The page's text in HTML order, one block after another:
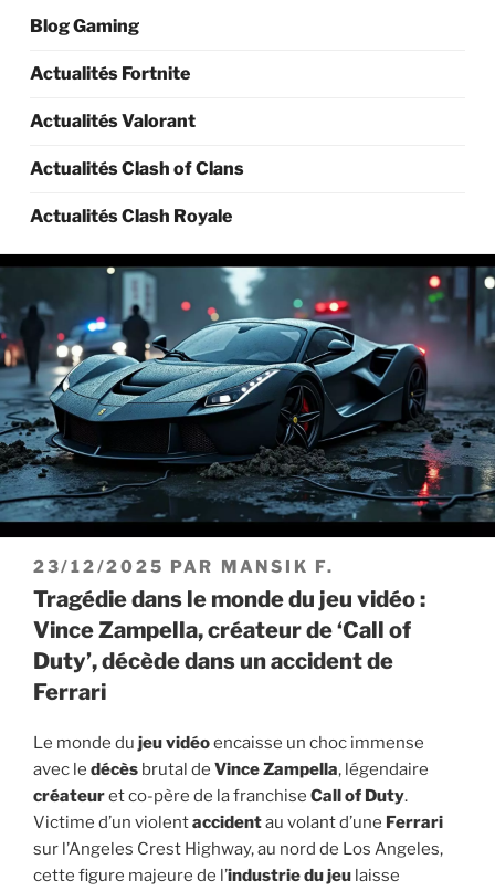
Blog Gaming
Actualités Fortnite
Actualités Valorant
Actualités Clash of Clans
Actualités Clash Royale
PUBLIÉ
LE
23/12/2025 PAR MANSIK F.
Tragédie dans le monde du jeu vidéo :
Vince Zampella, créateur de ‘Call of
Duty’, décède dans un accident de
Ferrari
Le monde du jeu vidéoencaisse un choc immense
avec le décès brutal de Vince Zampella, légendaire
créateuret co-père de la franchise Call of Duty.
Victime d’un violentaccidentau volant d’une Ferrari
sur l’Angeles Crest Highway, au nord de Los Angeles,
cette figure majeure de l’industrie du jeu laisse